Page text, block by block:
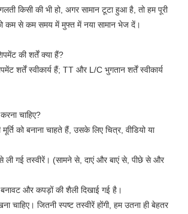
किसी की भी हो, अगर सामान टूटा हुआ है, तो हम पूरी
कम से कम समय में मुफ्त में नया सामान भेज दें।
की शर्तें क्या हैं?
शर्तें स्वीकार्य हैं; TT और L/C भुगतान शर्तें स्वीकार्य
चाहिए?
को बनाना चाहते हैं, उसके लिए चित्र, वीडियो या
गई तस्वीरें। (सामने से, दाएं और बाएं से, पीछे से और
बनावट और कपड़ों की शैली दिखाई गई है।
चाहिए। जितनी स्पष्ट तस्वीरें होंगी, हम उतना ही बेहतर